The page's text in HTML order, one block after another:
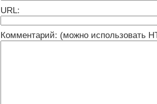
URL:
Комментарий: (можно использовать